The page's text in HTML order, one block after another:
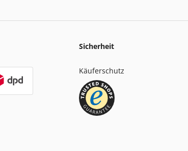
Sicherheit
Käuferschutz